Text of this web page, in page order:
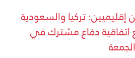
إقليميين: تركيا والسعودية
اتفاقية دفاع مشترك في